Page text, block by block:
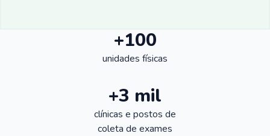
+100
unidades físicas
+3 mil
clínicas e postos de
coleta de exames